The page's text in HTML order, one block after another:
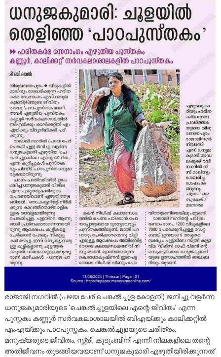
രാജാജി നഗറിൽ (പഴയ പേര് ചെങ്കൽച്ചൂള കോളനി) ജനിച്ചു വളർന്ന
ധനുജകുമാരിയുടെ ‘ചെങ്കൽച്ചൂളയിലെ എന്റെ ജീവിതം’ എന്ന
പുസ്തകം കണ്ണൂർ സർവകലാശാലയിൽ ബിഎയ്ക്കും കാലിക്കറ്റിൽ
എംഎയ്ക്കും പാഠപുസ്തകം. ചെങ്കൽച്ചൂളയുടെ ചരിത്രം,
മനുഷ്യരുടെ ജീവിതം, സ്ത്രീ, കുടുംബിനി എന്നീ നിലകളിലെ തന്റെ
അതിജീവനം തുടങ്ങിയവയാണ് ധനുജകുമാരി എഴുതിയിരിക്കുന്നത്.